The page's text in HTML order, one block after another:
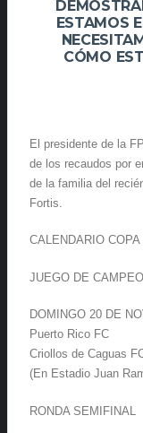
ESTAMOS
CÓMO
El presidente de la
de los recaudos por
de la familia del
Fortis.
CALENDARIO
JUEGO DE
DOMINGO 20 DE
Puerto Rico FC
Criollos de Caguas
(En Estadio Juan
RONDA SEMIFINAL